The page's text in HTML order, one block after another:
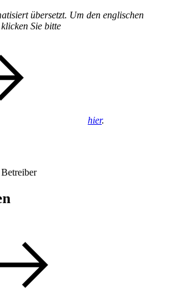
übersetzt. Um den englischen
Sie bitte
hier.